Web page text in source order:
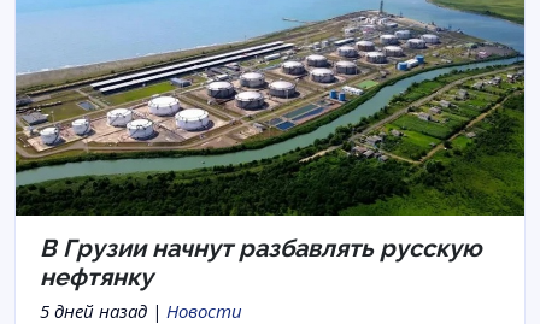
В Грузии начнут разбавлять русскую
нефтянку
5 дней назад | Новости